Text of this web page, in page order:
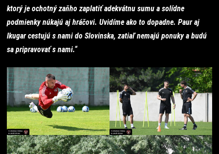
ktorý je ochotný zaňho zaplatiť adekvátnu sumu a solídne
podmienky núkajú aj hráčovi. Uvidíme ako to dopadne. Paur aj
Ikugar cestujú s nami do Slovinska, zatiaľ nemajú ponuky a budú
sa pripravovať s nami.“